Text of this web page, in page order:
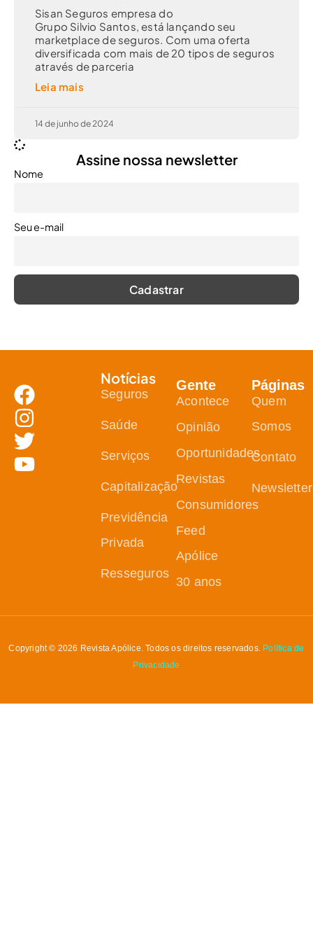
Sisan Seguros empresa do
Grupo Silvio Santos, está lançando seu
marketplace de seguros. Com uma oferta
diversificada com mais de 20 tipos de seguros
através de parceria
Leia mais
14 de junho de 2024
Assine nossa newsletter
Nome
Seu e-mail
Notícias
Seguros
Saúde
Serviços
Capitalização
Previdência
Privada
Resseguros
Gente
Acontece
Opinião
Oportunidades
Revistas
Consumidores
Feed
Apólice
30 anos
Páginas
Quem
Somos
Contato
Newsletter
Copyright © 2026 Revista Apólice. Todos os direitos reservados. Política de
Privacidade